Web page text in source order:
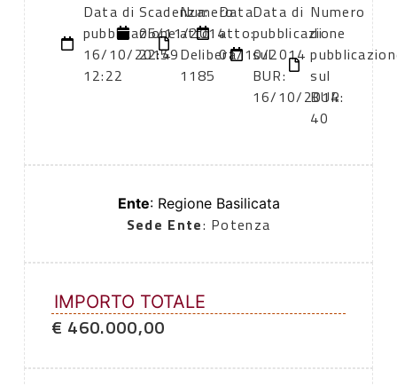
Data di
pubblicazione:
16/10/2014
12:22
Scadenza:
05/11/2014
22:59
Numero
atto:
Delibera
1185
Data
atto:
01/10/2014
Data di
pubblicazione
sul
BUR:
16/10/2014
Numero
di
sul
BUR:
40
Ente: Regione Basilicata
Sede Ente: Potenza
IMPORTO TOTALE
€ 460.000,00